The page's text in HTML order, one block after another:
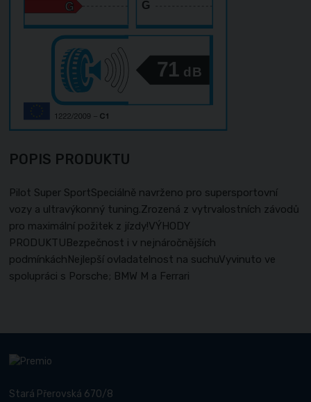
G
71 dB
POPIS PRODUKTU
Pilot Super SportSpeciálně navrženo pro supersportovní
vozy a ultravýkonný tuning.Zrozená z vytrvalostních závodů
pro maximální požitek z jízdy!VÝHODY
PRODUKTUBezpečnost i v nejnáročnějších
podmínkáchNejlepší ovladatelnost na suchuVyvinuto ve
spolupráci s Porsche; BMW M a Ferrari
Stará Přerovská 670/8